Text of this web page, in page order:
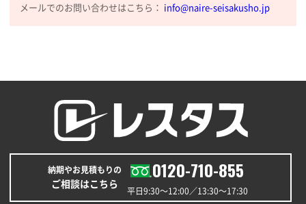
2025年12月25日 13:33
以前の注文も含め価格と品質
青森県K社様
ワンポイントポリ袋 A4サイズ1000枚
2025年12月24日 13:22
安い
メールでのお問い合わせはこちら： info@naire-seisakusho.jp
納期やお見積もりの
ご相談はこちら
0120-710-855
平日9:30〜12:00／13:30〜17:30